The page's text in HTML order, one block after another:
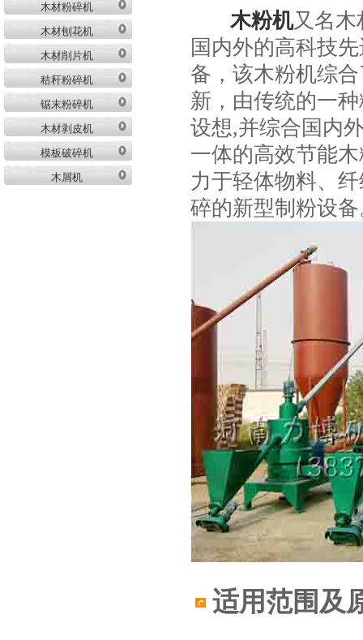
木材粉碎机
木材刨花机
木材削片机
秸秆粉碎机
锯末粉碎机
木材剥皮机
模板破碎机
木屑机
木粉机又名木
国内外的高科技
备，该木粉机综
新，由传统的一
设想,并综合国内
一体的高效节能
力于轻体物料、
碎的新型制粉设
适用范围及